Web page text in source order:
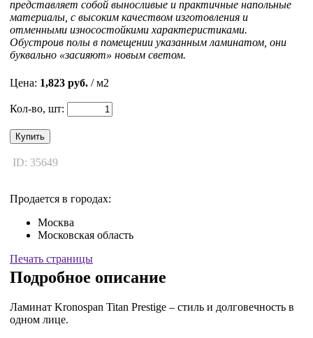
представляет собой выносливые и практичные напольные
материалы, с высоким качеством изготовления и
отменными износостойкими характеристиками.
Обустроив полы в помещении указанным ламинатом, они
буквально «засияют» новым светом.
Цена: 1,823 руб. / м2
Кол-во, шт:
Купить
ID: 35649
Продается в городах:
Москва
Московская область
Печать страницы
Подробное описание
Ламинат Kronospan Titan Prestige – стиль и долговечность в
одном лице.